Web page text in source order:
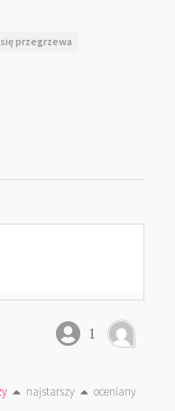
przegrzewa
1
najstarszy oceniany